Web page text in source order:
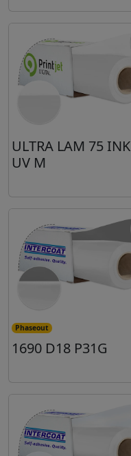
ULTRA LAM 75 INK
UV M
Phaseout
1690 D18 P31G